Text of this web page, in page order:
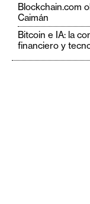
Blockchain.com
Caimán
Bitcoin e IA: la
financiero y